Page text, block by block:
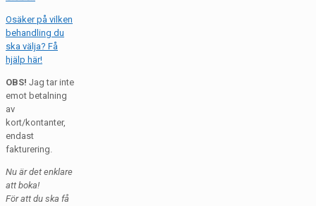
Osäker på vilken
behandling du
ska välja? Få
hjälp här!
OBS! Jag tar inte
emot betalning
av
kort/kontanter,
endast
fakturering.
Nu är det enklare
att boka!
För att du ska få